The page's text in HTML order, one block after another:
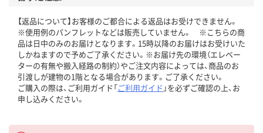
【返品について】お客様のご都合による返品はお受けできません。
※使用例のパンフレットなどは販売していません。 ※こちらの商
品は日中のみのお届けとなります。15時以降のお届けはお受けいた
しかねますので予めご了承ください。※お届け先の環境（エレベー
ターの有無や搬入経路の制約）やご注文内容によっては、商品のお
引渡しが建物の1階となる場合があります。ご了承ください。
ご購入の際は、ご利用ガイド「ご利用ガイド 」を必ずご確認の上、お
申し込みください。